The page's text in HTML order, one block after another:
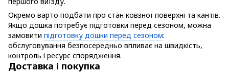
Окремо варто подбати про стан ковзної поверхні та кантів.
Якщо дошка потребує підготовки перед сезоном, можна
замовити підготовку дошки перед сезоном:
обслуговування безпосередньо впливає на швидкість,
контроль і ресурс спорядження.
Доставка і покупка